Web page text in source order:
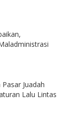
Juadah
Lalu Lintas